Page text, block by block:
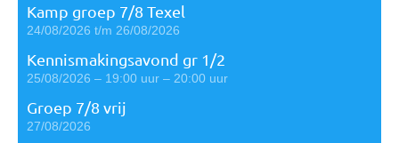
Kamp groep 7/8 Texel
24/08/2026 t/m 26/08/2026
Kennismakingsavond gr 1/2
25/08/2026 – 19:00 uur – 20:00 uur
Groep 7/8 vrij
27/08/2026